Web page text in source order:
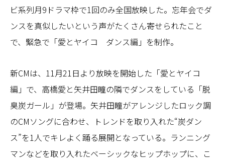
ビ系列月9ドラマ枠で1回のみ全国放映した。忘年会でダ
ンスを真似したいという声がたくさん寄せられたこと
で、緊急で「愛とヤイコ ダンス編」を制作。
新CMは、11月21日より放映を開始した「愛とヤイコ
編」で、高橋愛と矢井田瞳の隣でダンスをしている「脱
臭炭ガール」が登場。矢井田瞳がアレンジしたロック調
のCMソングに合わせ、トレンドを取り入れた“炭ダン
ス”を1人でキレよく踊る展開となっている。ランニング
マンなどを取り入れたベーシックなヒップホップに、こ